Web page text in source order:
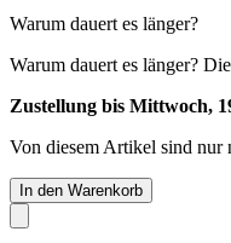
Warum dauert es länger?
Warum dauert es länger?
Zustellung bis Mittwoch,
Von diesem Artikel sind nur
In den Warenkorb